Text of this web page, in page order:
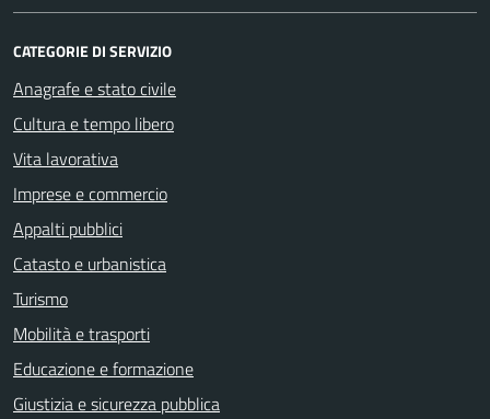
CATEGORIE DI SERVIZIO
Anagrafe e stato civile
Cultura e tempo libero
Vita lavorativa
Imprese e commercio
Appalti pubblici
Catasto e urbanistica
Turismo
Mobilità e trasporti
Educazione e formazione
Giustizia e sicurezza pubblica